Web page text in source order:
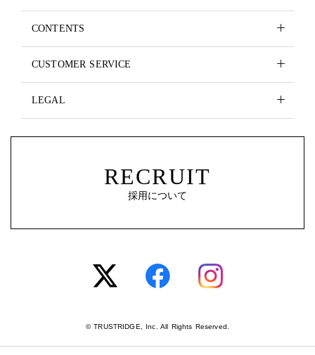
CONTENTS
CUSTOMER SERVICE
LEGAL
RECRUIT
採用について
© TRUSTRIDGE, Inc. All Rights Reserved.